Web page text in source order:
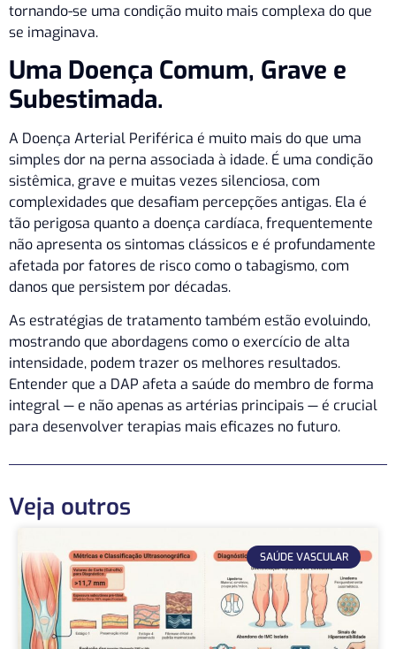
tornando-se uma condição muito mais complexa do que
se imaginava.
Uma Doença Comum, Grave e
Subestimada.
A Doença Arterial Periférica é muito mais do que uma
simples dor na perna associada à idade. É uma condição
sistêmica, grave e muitas vezes silenciosa, com
complexidades que desafiam percepções antigas. Ela é
tão perigosa quanto a doença cardíaca, frequentemente
não apresenta os sintomas clássicos e é profundamente
afetada por fatores de risco como o tabagismo, com
danos que persistem por décadas.
As estratégias de tratamento também estão evoluindo,
mostrando que abordagens como o exercício de alta
intensidade, podem trazer os melhores resultados.
Entender que a DAP afeta a saúde do membro de forma
integral — e não apenas as artérias principais — é crucial
para desenvolver terapias mais eficazes no futuro.
Veja outros
SAÚDE VASCULAR